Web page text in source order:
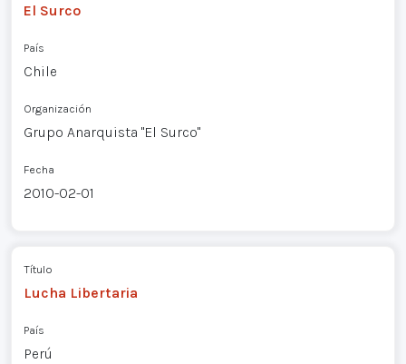
El Surco
País
Chile
Organización
Grupo Anarquista "El Surco"
Fecha
2010-02-01
Título
Lucha Libertaria
País
Perú